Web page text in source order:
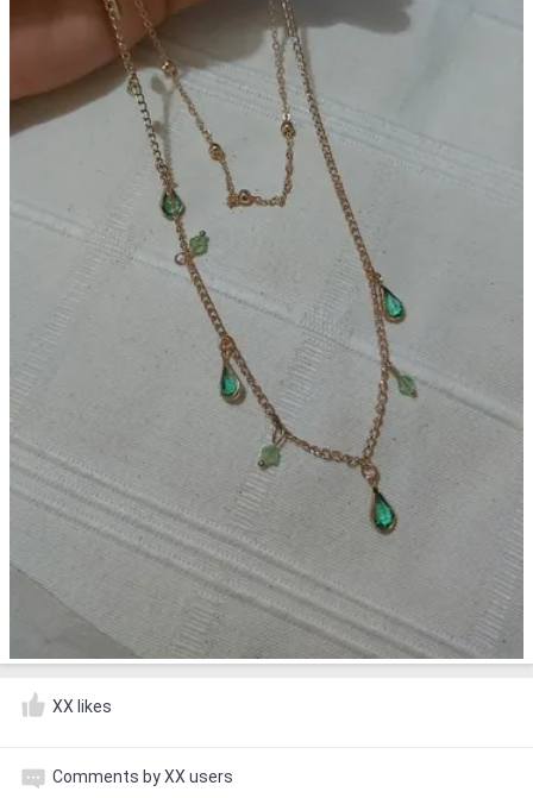
XX likes
Comments by XX users